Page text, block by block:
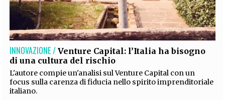
INNOVAZIONE / Venture Capital: l’Italia ha bisogno
di una cultura del rischio
L'autore compie un'analisi sul Venture Capital con un
focus sulla carenza di fiducia nello spirito imprenditoriale
italiano.